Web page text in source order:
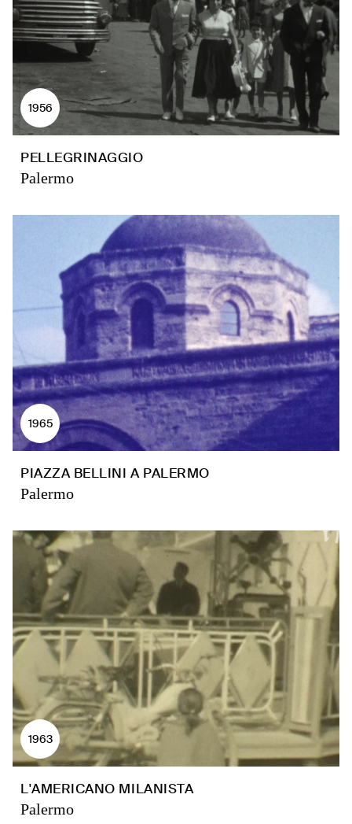
1956
PELLEGRINAGGIO
Palermo
1965
PIAZZA BELLINI A PALERMO
Palermo
1963
L'AMERICANO MILANISTA
Palermo